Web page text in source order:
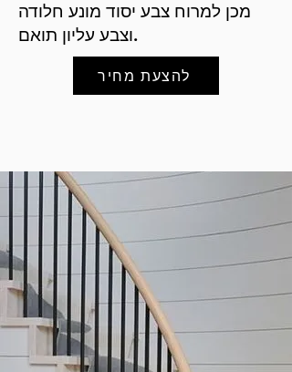
מכן למרוח צבע יסוד מונע חלודה
וצבע עליון תואם.
להצעת מחיר